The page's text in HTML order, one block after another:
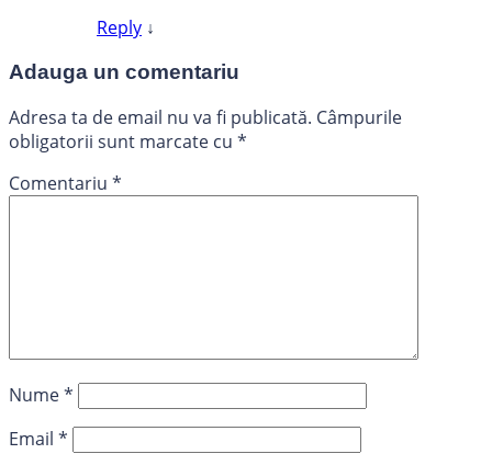
Reply ↓
Adauga un comentariu
Adresa ta de email nu va fi publicată. Câmpurile
obligatorii sunt marcate cu *
Comentariu *
Nume*
Email *